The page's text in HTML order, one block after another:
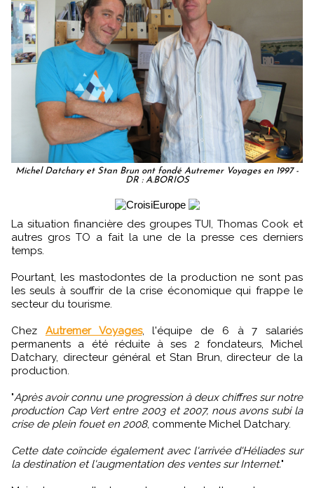
Michel Datchary et Stan Brun ont fondé Autremer Voyages en 1997 -
DR : A.BORIOS
La situation financière des groupes TUI, Thomas Cook et
autres gros TO a fait la une de la presse ces derniers
temps.
Pourtant, les mastodontes de la production ne sont pas
les seuls à souffrir de la crise économique qui frappe le
secteur du tourisme.
Chez Autremer Voyages, l'équipe de 6 à 7 salariés
permanents a été réduite à ses 2 fondateurs, Michel
Datchary, directeur général et Stan Brun, directeur de la
production.
"Après avoir connu une progression à deux chiffres sur notre
production Cap Vert entre 2003 et 2007, nous avons subi la
crise de plein fouet en 2008, commente Michel Datchary.
Cette date coïncide également avec l'arrivée d'Héliades sur
la destination et l'augmentation des ventes sur Internet."